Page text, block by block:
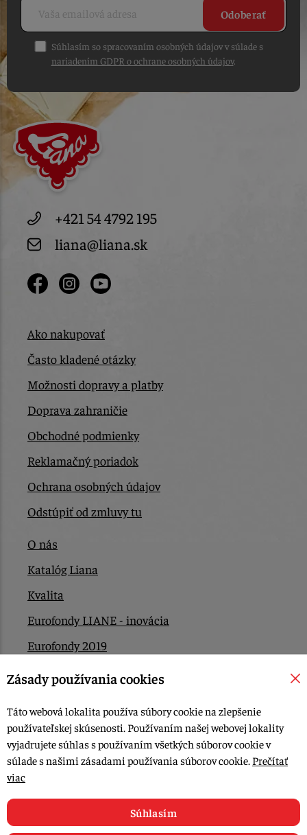
Odoberať
Súhlasím so spracovaním osobných údajov v súlade s
nariadením GDPR o ochrane osobných údajov.
+421 54 4792 195
liana@liana.sk
Ako nakupovať
Často kladené otázky
Možnosti dopravy a platby
Doprava zahraničie
Obchodné podmienky
Reklamačný poriadok
Ochrana osobných údajov
Odstúpiť od zmluvy tu
O nás
Katalóg Liana
Kvalita
Eurofondy LIANE - inovácia
Eurofondy 2019
Eurofondy 2022/2023
Kontakt
© 2015-2026, LIANA GOLIAŠ s.r.o. všetky práva vyhradené.
Upraviť nastavenia Cookies
Zásady používania cookies
Táto webová lokalita používa súbory cookie na zlepšenie
používateľskej skúsenosti. Používaním našej webovej lokality
vyjadrujete súhlas s používaním všetkých súborov cookie v
súlade s našimi zásadami používania súborov cookie. Prečítať
viac
Súhlasím